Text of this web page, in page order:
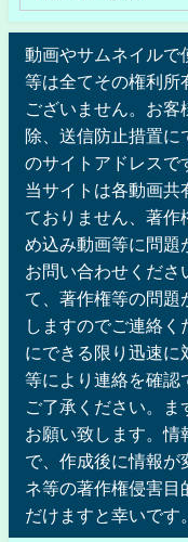
動画やサムネイルで
等は全てその権利所
ございません。お客
除、送信防止措置
のサイトアドレスで
当サイトは各動画共
ておりません、著作
め込み動画等に問題
お問い合わせくださ
て、著作権等の問題
しますのでご連絡
にできる限り迅速に
等により連絡を確認
ご了承ください。
お願い致します。
で、作成後に情報が
ネ等の著作権侵害目
だけますと幸いです。